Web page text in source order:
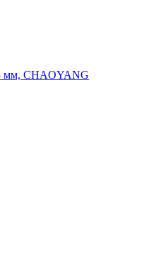
мм, CHAOYANG